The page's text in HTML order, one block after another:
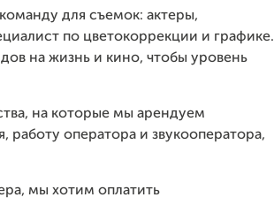
для съемок: актеры,
по цветокоррекции и графике.
на жизнь и кино, чтобы уровень
на которые мы арендуем
оператора и звукооператора,
мы хотим оплатить